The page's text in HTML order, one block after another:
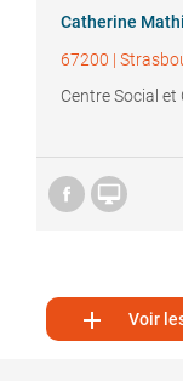
Catherine
67200 |
Centre Social

 Voir